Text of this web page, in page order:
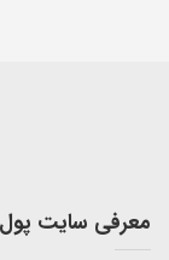
معرفی سایت